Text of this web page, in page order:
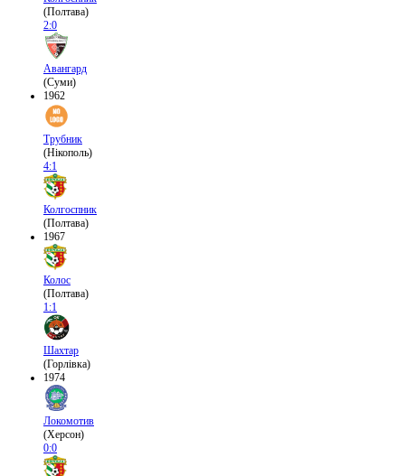
(Полтава)
2:0
Авангард
(Суми)
1962
Трубник
(Нікополь)
4:1
Колгоспник
(Полтава)
1967
Колос
(Полтава)
1:1
Шахтар
(Горлівка)
1974
Локомотив
(Херсон)
0:0